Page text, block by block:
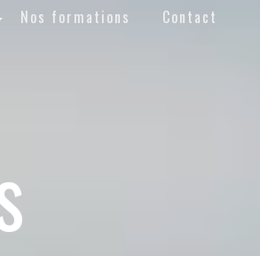
Nos formations Contact